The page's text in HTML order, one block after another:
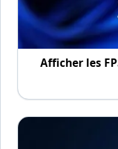
Afficher les